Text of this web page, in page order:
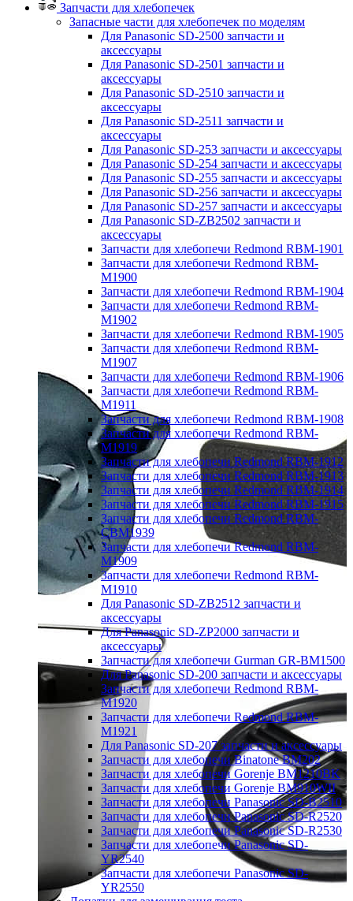
Запчасти для хлебопечек
Запасные части для хлебопечек по моделям
Для Panasonic SD-2500 запчасти и
аксессуары
Для Panasonic SD-2501 запчасти и
аксессуары
Для Panasonic SD-2510 запчасти и
аксессуары
Для Panasonic SD-2511 запчасти и
аксессуары
Для Panasonic SD-253 запчасти и аксессуары
Для Panasonic SD-254 запчасти и аксессуары
Для Panasonic SD-255 запчасти и аксессуары
Для Panasonic SD-256 запчасти и аксессуары
Для Panasonic SD-257 запчасти и аксессуары
Для Panasonic SD-ZB2502 запчасти и
аксессуары
Запчасти для хлебопечи Redmond RBM-1901
Запчасти для хлебопечи Redmond RBM-
M1900
Запчасти для хлебопечи Redmond RBM-1904
Запчасти для хлебопечи Redmond RBM-
M1902
Запчасти для хлебопечи Redmond RBM-1905
Запчасти для хлебопечи Redmond RBM-
M1907
Запчасти для хлебопечи Redmond RBM-1906
Запчасти для хлебопечи Redmond RBM-
M1911
Запчасти для хлебопечи Redmond RBM-1908
Запчасти для хлебопечи Redmond RBM-
M1919
Запчасти для хлебопечи Redmond RBM-1912
Запчасти для хлебопечи Redmond RBM-1913
Запчасти для хлебопечи Redmond RBM-1914
Запчасти для хлебопечи Redmond RBM-1915
Запчасти для хлебопечи Redmond RBM-
CBM1939
Запчасти для хлебопечи Redmond RBM-
M1909
Запчасти для хлебопечи Redmond RBM-
M1910
Для Panasonic SD-ZB2512 запчасти и
аксессуары
Для Panasonic SD-ZP2000 запчасти и
аксессуары
Запчасти для хлебопечи Gurman GR-BM1500
Для Panasonic SD-200 запчасти и аксессуары
Запчасти для хлебопечи Redmond RBM-
M1920
Запчасти для хлебопечи Redmond RBM-
M1921
Для Panasonic SD-207 запчасти и аксессуары
Запчасти для хлебопечи Binatone BM202
Запчасти для хлебопечи Gorenje BM1210BK
Запчасти для хлебопечи Gorenje BM910WII
Запчасти для хлебопечи Panasonic SD-B2510
Запчасти для хлебопечи Panasonic SD-R2520
Запчасти для хлебопечи Panasonic SD-R2530
Запчасти для хлебопечи Panasonic SD-
YR2540
Запчасти для хлебопечи Panasonic SD-
YR2550